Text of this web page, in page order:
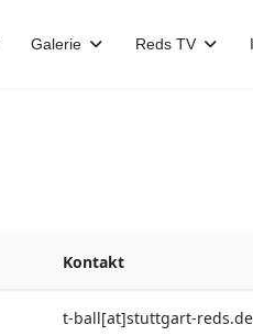
Galerie Reds TV
Kontakt
t-ball[at]stuttgart-reds.de